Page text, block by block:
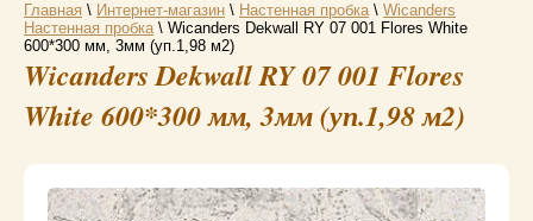
Главная \ Интернет-магазин \ Настенная пробка\ Wicanders
Настенная пробка\ Wicanders Dekwall RY 07 001 Flores White
600*300 мм, 3мм (уп.1,98 м2)
Wicanders Dekwall RY 07 001 Flores
White 600*300 мм, 3мм (уп.1,98 м2)